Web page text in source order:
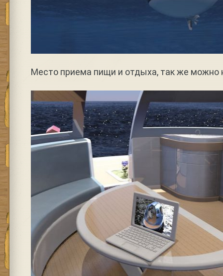
Место приема пищи и отдыха, так же можно